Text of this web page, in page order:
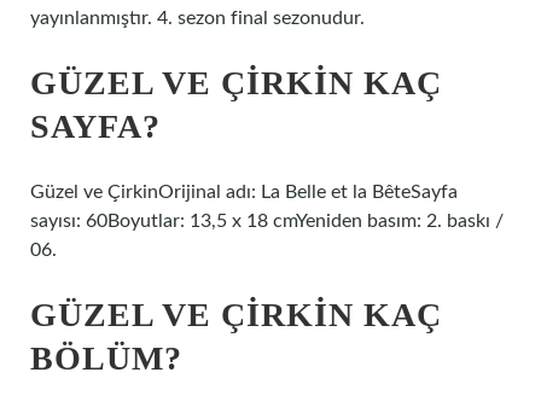
yayınlanmıştır. 4. sezon final sezonudur.
GÜZEL VE ÇIRKIN KAÇ
SAYFA?
Güzel ve ÇirkinOrijinal adı: La Belle et la BêteSayfa
sayısı: 60Boyutlar: 13,5 x 18 cmYeniden basım: 2. baskı /
06.
GÜZEL VE ÇIRKIN KAÇ
BÖLÜM?